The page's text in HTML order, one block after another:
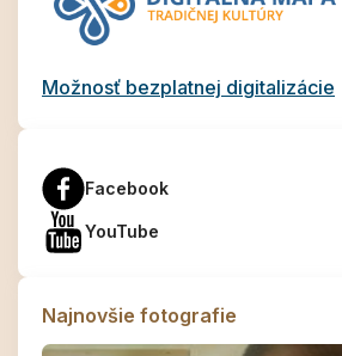
Možnosť bezplatnej digitalizácie
Facebook
YouTube
Najnovšie fotografie